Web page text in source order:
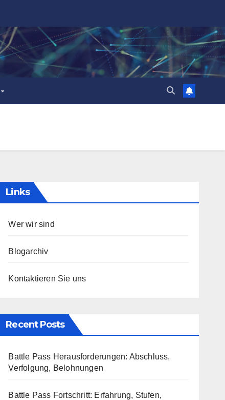
Links
Wer wir sind
Blogarchiv
Kontaktieren Sie uns
Recent Posts
Battle Pass Herausforderungen: Abschluss,
Verfolgung, Belohnungen
Battle Pass Fortschritt: Erfahrung, Stufen,